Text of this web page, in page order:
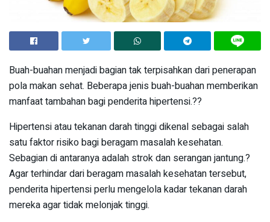
Buah-buahan menjadi bagian tak terpisahkan dari penerapan
pola makan sehat. Beberapa jenis buah-buahan memberikan
manfaat tambahan bagi penderita hipertensi.??
Hipertensi atau tekanan darah tinggi dikenal sebagai salah
satu faktor risiko bagi beragam masalah kesehatan.
Sebagian di antaranya adalah strok dan serangan jantung.?
Agar terhindar dari beragam masalah kesehatan tersebut,
penderita hipertensi perlu mengelola kadar tekanan darah
mereka agar tidak melonjak tinggi.